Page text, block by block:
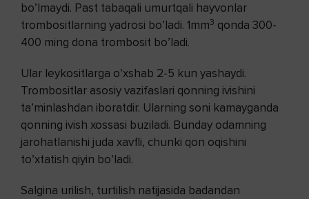
bo’lmaydi. Past tabaqali umurtqali hayvonlar
trombositlarning yadrosi bo’ladi. 1mm3 qonda 300-
400 ming dona trombosit bo’ladi.
Ular leykositlarga o’xshab 2-5 kun yashaydi.
Trombositlar asosiy vazifaslari qonning ivishini
ta’minlashdan iboratdir. Ularning soni kamayganda
qonning ivish xossasi buziladi. Bunday odamning
jarohatlanishi juda xavfli, chunki qon oqishini
to’xtatish qiyin bo’ladi.
Salgina urilish, turtilish natijasida badandan